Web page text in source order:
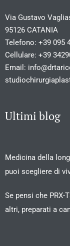
Via Gustavo
95126 CATANIA
Telefono: +39 095
Cellulare: +39
Email:
Ultimi blog
Medicina della
puoi scegliere di
Se pensi che
altri, preparati a